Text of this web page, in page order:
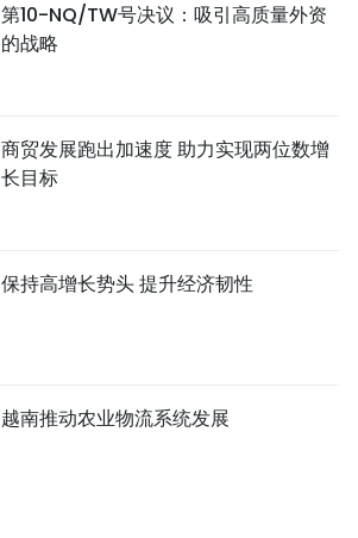
第10-NQ/TW号决议：吸引高质量外资
的战略
商贸发展跑出加速度 助力实现两位数增
长目标
保持高增长势头 提升经济韧性
越南推动农业物流系统发展